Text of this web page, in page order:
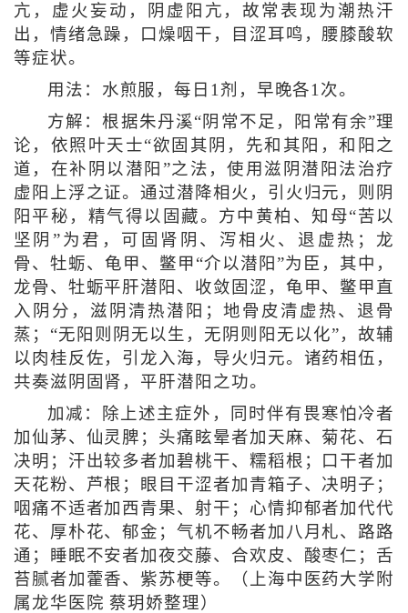
亢，虚火妄动，阴虚阳亢，故常表现为潮热汗
出，情绪急躁，口燥咽干，目涩耳鸣，腰膝酸软
等症状。
用法：水煎服，每日1剂，早晚各1次。
方解：根据朱丹溪“阴常不足，阳常有余”理
论，依照叶天士“欲固其阴，先和其阳，和阳之
道，在补阴以潜阳”之法，使用滋阴潜阳法治疗
虚阳上浮之证。通过潜降相火，引火归元，则阴
阳平秘，精气得以固藏。方中黄柏、知母“苦以
坚阴”为君，可固肾阴、泻相火、退虚热；龙
骨、牡蛎、龟甲、鳖甲“介以潜阳”为臣，其中，
龙骨、牡蛎平肝潜阳、收敛固涩，龟甲、鳖甲直
入阴分，滋阴清热潜阳；地骨皮清虚热、退骨
蒸；“无阳则阴无以生，无阴则阳无以化”，故辅
以肉桂反佐，引龙入海，导火归元。诸药相伍，
共奏滋阴固肾，平肝潜阳之功。
加减：除上述主症外，同时伴有畏寒怕冷者
加仙茅、仙灵脾；头痛眩晕者加天麻、菊花、石
决明；汗出较多者加碧桃干、糯稻根；口干者加
天花粉、芦根；眼目干涩者加青箱子、决明子；
咽痛不适者加西青果、射干；心情抑郁者加代代
花、厚朴花、郁金；气机不畅者加八月札、路路
通；睡眠不安者加夜交藤、合欢皮、酸枣仁；舌
苔腻者加藿香、紫苏梗等。
（上海中医药大学附
属龙华医院 蔡玥娇整理）